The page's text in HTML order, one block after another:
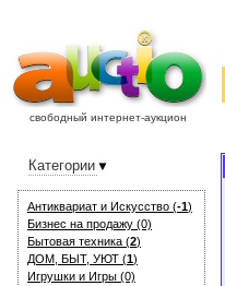
свободный интернет-аукцион
Антиквариат и Искуcство (-1)
Бизнес на продажу (0)
Бытовая техника (2)
ДОМ, БЫТ, УЮТ (1)
Игрушки и Игры (0)
Категории